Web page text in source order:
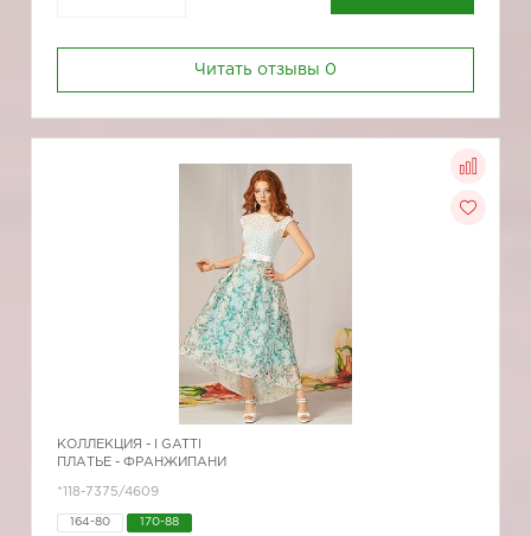
Читать отзывы 0
КОЛЛЕКЦИЯ -
I GATTI
ПЛАТЬЕ - ФРАНЖИПАНИ
*118-7375/4609
164-80 170-88